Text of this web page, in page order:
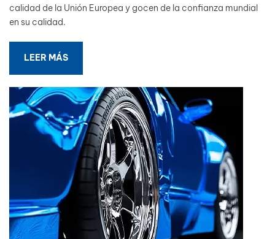
中文
calidad de la Unión Europea y gocen de la confianza mundial
en su calidad.
LEER MÁS